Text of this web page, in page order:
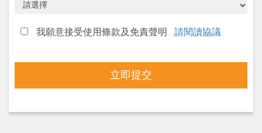
我願意接受使用條款及免責聲明 請閱讀協議